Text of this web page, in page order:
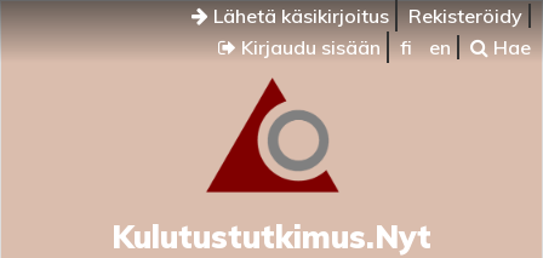
Lähetä käsikirjoitus
Rekisteröidy
Kirjaudu sisään
fi en Hae
Kulutustutkimus.Nyt